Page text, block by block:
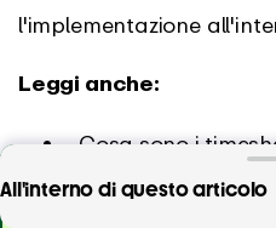
All'interno di questo articolo
Il nostro team ha
l'implementazione
Leggi anche:
Cosa sono i
Modelli di gestione